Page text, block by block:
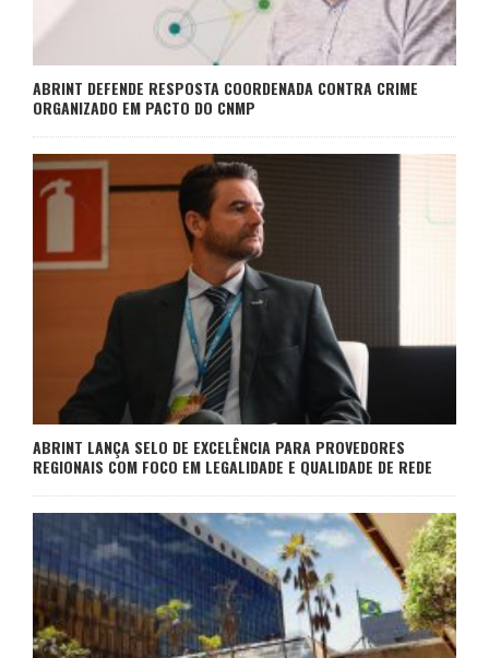
ABRINT DEFENDE RESPOSTA COORDENADA CONTRA CRIME
ORGANIZADO EM PACTO DO CNMP
ABRINT LANÇA SELO DE EXCELÊNCIA PARA PROVEDORES
REGIONAIS COM FOCO EM LEGALIDADE E QUALIDADE DE REDE